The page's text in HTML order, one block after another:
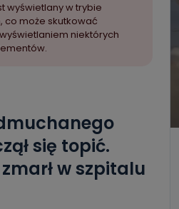
wyświetlany w trybie
co może skutkować
niektórych
się topić.
w szpitalu